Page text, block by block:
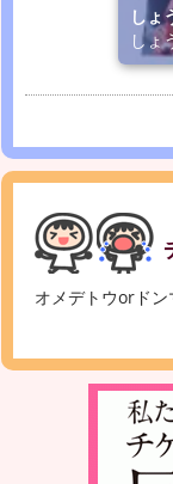
しょ
しょ
オメデトウorド